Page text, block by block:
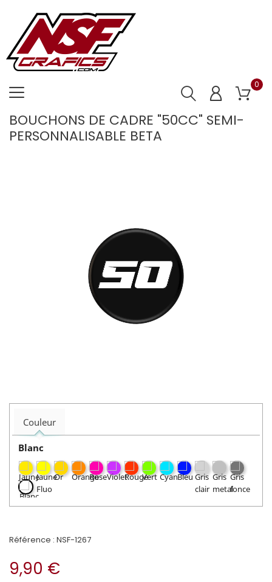
0
BOUCHONS DE CADRE "50CC" SEMI-
PERSONNALISABLE BETA
Couleur
Blanc
Référence : NSF-1267
9,90 €